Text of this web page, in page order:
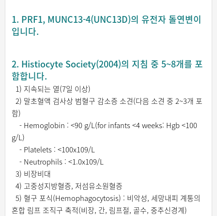
1. PRF1, MUNC13-4(UNC13D)의 유전자 돌연변이
입니다.
2. Histiocyte Society(2004)의 지침 중 5~8개를 포
함합니다.
1) 지속되는 열(7일 이상)
2) 말초혈액 검사상 범혈구 감소증 소견(다음 소견 중 2~3개 포
함)
- Hemoglobin : <90 g/L(for infants <4 weeks: Hgb <100
g/L)
- Platelets : <100x109/L
- Neutrophils : <1.0x109/L
3) 비장비대
4) 고중성지방혈증, 저섬유소원혈증
5) 혈구 포식(Hemophagocytosis) : 비악성, 세망내피 계통의
혼합 림프 조직구 축적(비장, 간, 림프절, 골수, 중추신경계)